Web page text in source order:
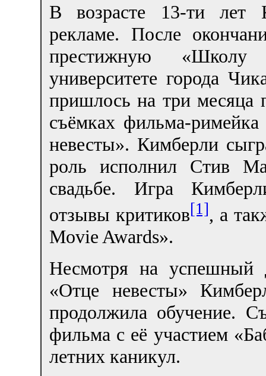
В возрасте 13-ти лет
рекламе. После
престижную «Школу
университете города
пришлось на три месяца
съёмках фильма-
невесты». Кимберли
роль исполнил Стив
свадьбе. Игра
отзывы критиков[1], а
Movie Awards».
Несмотря на
«Отце невесты»
продолжила обучение.
фильма с её участием
летних каникул.